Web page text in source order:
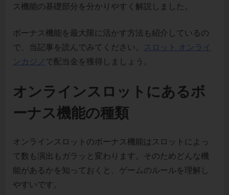
ッ
の
ー
機
能
ス機能の基礎部分を分かりやすく解説しました。
ボーナス機能を最大限に活かす方法も紹介しているの
で、当記事を読んでみてください。
スロット オンライ
ンカジノ で配当金を獲得しましょう。
オンラインスロットにあるボ
ーナス機能の種類
オンラインスロットのボーナス機能はスロットによっ
て数も演出もガラッと変わります。そのためどんな機
能があるかを知っておくと、ゲームのルールを理解し
やすいです。